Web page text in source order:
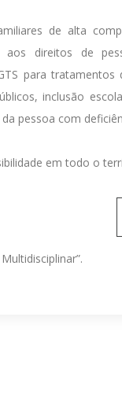
de alta
aos direitos de
para tratamentos
inclusão
pessoa com
em todo o